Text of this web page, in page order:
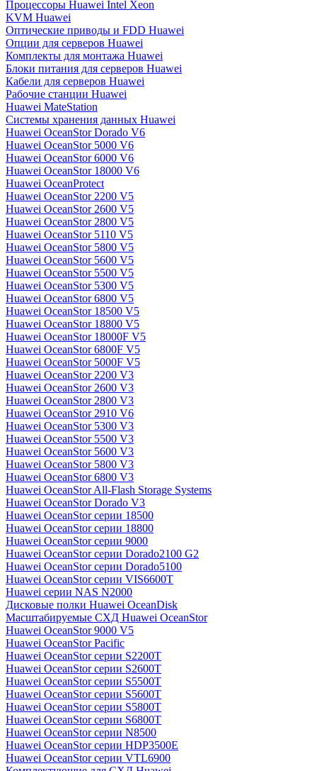
Процессоры Huawei Intel Xeon
KVM Huawei
Оптические приводы и FDD Huawei
Опции для серверов Huawei
Комплекты для монтажа Huawei
Блоки питания для серверов Huawei
Кабели для серверов Huawei
Рабочие станции Huawei
Huawei MateStation
Системы хранения данных Huawei
Huawei OceanStor Dorado V6
Huawei OceanStor 5000 V6
Huawei OceanStor 6000 V6
Huawei OceanStor 18000 V6
Huawei OceanProtect
Huawei OceanStor 2200 V5
Huawei OceanStor 2600 V5
Huawei OceanStor 2800 V5
Huawei OceanStor 5110 V5
Huawei OceanStor 5800 V5
Huawei OceanStor 5600 V5
Huawei OceanStor 5500 V5
Huawei OceanStor 5300 V5
Huawei OceanStor 6800 V5
Huawei OceanStor 18500 V5
Huawei OceanStor 18800 V5
Huawei OceanStor 18000F V5
Huawei OceanStor 6800F V5
Huawei OceanStor 5000F V5
Huawei OceanStor 2200 V3
Huawei OceanStor 2600 V3
Huawei OceanStor 2800 V3
Huawei OceanStor 2910 V6
Huawei OceanStor 5300 V3
Huawei OceanStor 5500 V3
Huawei OceanStor 5600 V3
Huawei OceanStor 5800 V3
Huawei OceanStor 6800 V3
Huawei OceanStor All-Flash Storage Systems
Huawei OceanStor Dorado V3
Huawei OceanStor серии 18500
Huawei OceanStor серии 18800
Huawei OceanStor серии 9000
Huawei OceanStor серии Dorado2100 G2
Huawei OceanStor серии Dorado5100
Huawei OceanStor серии VIS6600T
Huawei серии NAS N2000
Дисковые полки Huawei OceanDisk
Масштабируемые СХД Huawei OceanStor
Huawei OceanStor 9000 V5
Huawei OceanStor Pacific
Huawei OceanStor серии S2200T
Huawei OceanStor серии S2600T
Huawei OceanStor серии S5500T
Huawei OceanStor серии S5600T
Huawei OceanStor серии S5800T
Huawei OceanStor серии S6800T
Huawei OceanStor серии N8500
Huawei OceanStor серии HDP3500E
Huawei OceanStor серии VTL6900